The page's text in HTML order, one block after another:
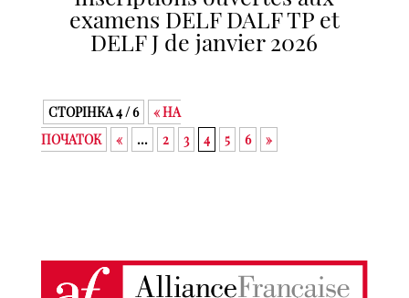
examens DELF DALF TP et
DELF J de janvier 2026
СТОРІНКА 4 / 6
« НА
ПОЧАТОК
« ... 2 3 4 5 6 »